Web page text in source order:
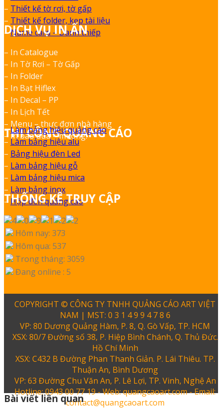
– Thiết kế tờ rơi, tờ gấp
– Thiết kế folder, kẹp tài liệu
–Name card – Danh thiếp
DỊCH VỤ IN ẤN
– In Catalogue
– In Tờ Rơi – Tờ Gấp
– In Folder
– In Bạt Hiflex
– In Decal – PP
– In Lịch Tết
– Menu – thực đơn nhà hàng
– In bao đũa – muỗng.
THI CÔNG QUẢNG CÁO
–Làm bảng hiệu quảng cáo
– Làm bảng hiệu alu
– Bảng hiệu đèn Led
– Làm bảng hiệu gỗ
– Làm bảng hiệu mica
– Làm bảng inox
– Hộp đèn quảng cáo
THỐNG KÊ TRUY CẬP
Hôm nay: 373
Hôm qua: 537
Trong tháng: 3059
Đang online : 5
COPYRIGHT © CÔNG TY TNHH QUẢNG CÁO ART VIỆT
NAM | MST: 0 3 1 4 9 9 4 7 8 6
VP: 80 Dương Quảng Hàm, P. 8, Q. Gò Vấp, TP. HCM
XSX: 80/7 Đường số 38, P. Hiệp Bình Chánh, Q. Thủ Đức.
Hồ Chí Minh
XSX: C432 B Đường Phan Thanh Giản. P. Lái Thiêu. TP.
Thuận An, Bình Dương
VP: 63 Đường Chu Văn An, P. Lê Lợi, TP. Vinh, Nghệ An
Hotline: 0943 00 77 19 - Web: quangcaoart.com - Email:
contact@quangcaoart.com
Bài viết liên quan